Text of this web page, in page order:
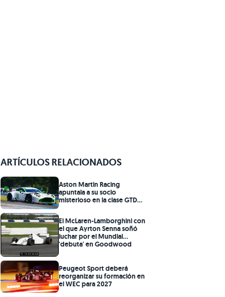
ARTÍCULOS RELACIONADOS
Aston Martin Racing
apuntala a su socio
misterioso en la clase GTD
El McLaren-Lamborghini con
el que Ayrton Senna soñó
luchar por el Mundial
'debuta' en Goodwood
Peugeot Sport deberá
reorganizar su formación en
el WEC para 2027